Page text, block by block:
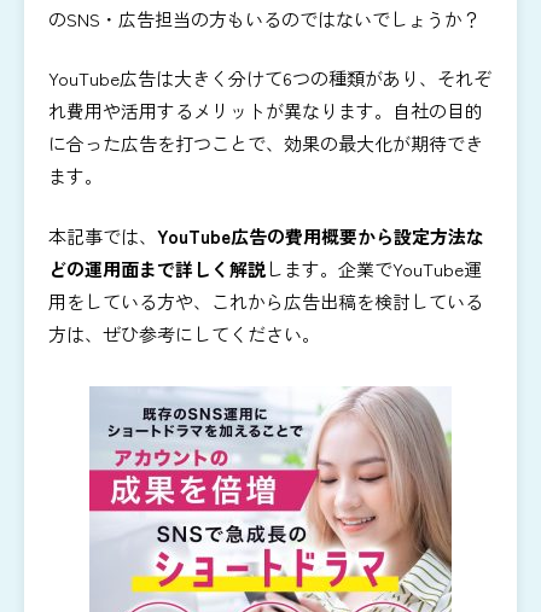
のSNS・広告担当の方もいるのではないでしょうか？
YouTube広告は大きく分けて6つの種類があり、それぞ
れ費用や活用するメリットが異なります。自社の目的
に合った広告を打つことで、効果の最大化が期待でき
ます。
本記事では、 YouTube広告の費用概要から設定方法な
どの運用面まで詳しく解説します。企業でYouTube運
用をしている方や、これから広告出稿を検討している
方は、ぜひ参考にしてください。